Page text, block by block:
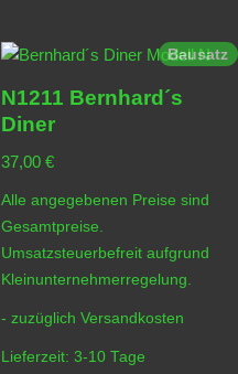
Bausatz
N1211 Bernhard´s
Diner
37,00 €
Alle angegebenen Preise sind
Gesamtpreise.
Umsatzsteuerbefreit aufgrund
Kleinunternehmerregelung.
- zuzüglich Versandkosten
Lieferzeit: 3-10 Tage